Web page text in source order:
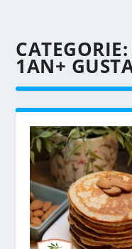
CATEGORIE:
1AN+